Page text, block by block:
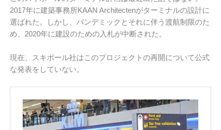
2017年に建築事務所KAAN Architectenがターミナルの設計に
選ばれた。しかし、パンデミックとそれに伴う渡航制限のた
め、2020年に建設のための入札が中断された。
現在、スキポール社はこのプロジェクトの再開について公式
な発表をしていない。